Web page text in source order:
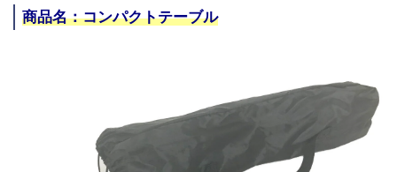
商品名：コンパクトテーブル